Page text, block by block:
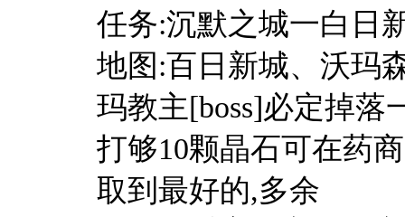
任务:沉默之城一白日
地图:百日新城、沃玛
玛教主[boss]必定掉落
打够10颗晶石可在药
取到最好的,多余